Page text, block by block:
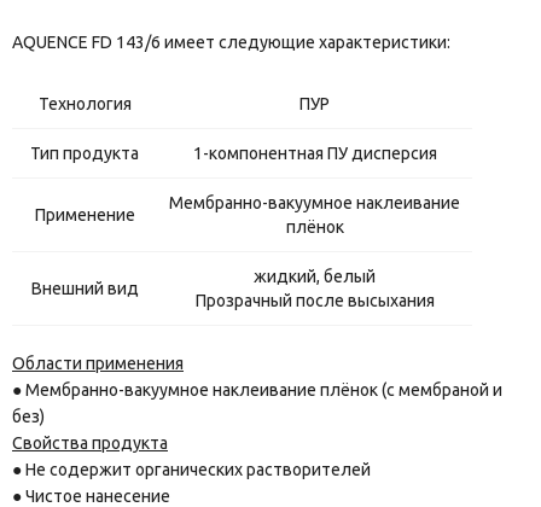
AQUENCE FD 143/6 имеет следующие характеристики:
Технология ПУР
Тип продукта 1-компонентная ПУ дисперсия
Применение
Мембранно-вакуумное наклеивание
плёнок
Внешний вид
жидкий, белый
Прозрачный после высыхания
Области применения
● Мембранно-вакуумное наклеивание плёнок (с мембраной и
без)
Свойства продукта
● Не содержит органических растворителей
● Чистое нанесение